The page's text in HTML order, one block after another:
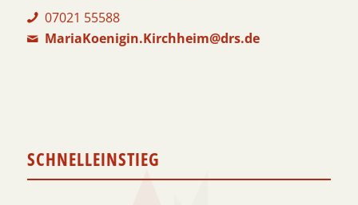
07021 55588
MariaKoenigin.Kirchheim@drs.de
SCHNELLEINSTIEG